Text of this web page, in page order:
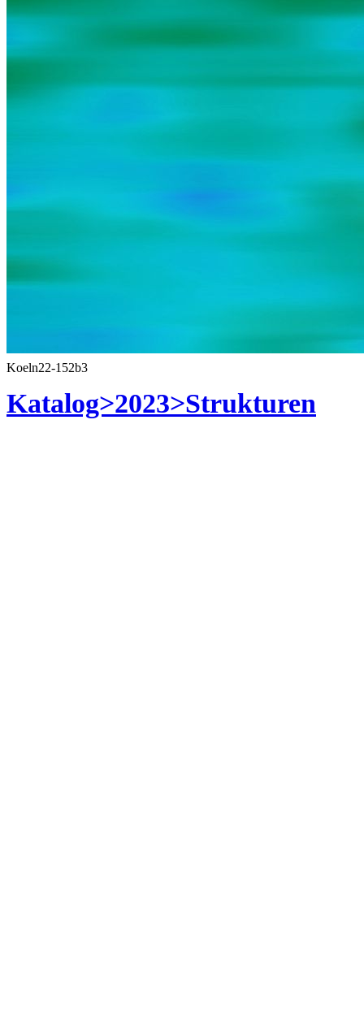
Koeln22-152b3
Katalog>2023>Strukturen